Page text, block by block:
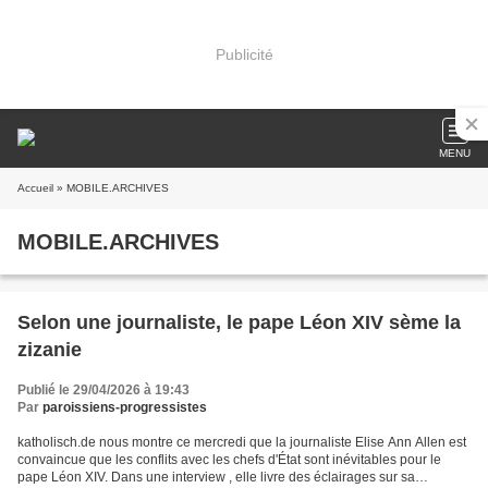
Publicité
MENU
Accueil » MOBILE.ARCHIVES
MOBILE.ARCHIVES
Selon une journaliste, le pape Léon XIV sème la
zizanie
Publié le 29/04/2026 à 19:43
Par paroissiens-progressistes
katholisch.de nous montre ce mercredi que la journaliste Elise Ann Allen est
convaincue que les conflits avec les chefs d'État sont inévitables pour le
pape Léon XIV. Dans une interview , elle livre des éclairages sur sa